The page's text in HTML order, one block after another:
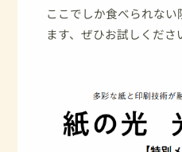
ここでしか食べられな
ます、ぜひお試しくださ